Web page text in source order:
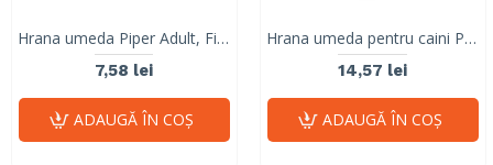
Hrana umeda Piper Adult, Ficat de Vita si Cartofi, 150 g
7,58 lei
ADAUGĂ ÎN COŞ
Hrana umeda pentru caini PIPER DOG, vanat si dovleac, 800g
14,57 lei
ADAUGĂ ÎN COŞ